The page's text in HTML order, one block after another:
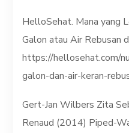
HelloSehat. Mana yang
Galon atau Air Rebusan
https://hellosehat.com/
galon-dan-air-keran-
Gert-Jan Wilbers Zita
Renaud (2014) Piped-